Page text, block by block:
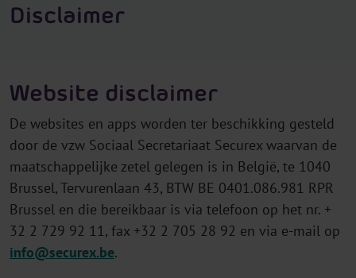
Disclaimer
Website disclaimer
De websites en apps worden ter beschikking gesteld
door de vzw Sociaal Secretariaat Securex waarvan de
maatschappelijke zetel gelegen is in België, te 1040
Brussel, Tervurenlaan 43, BTW BE 0401.086.981 RPR
Brussel en die bereikbaar is via telefoon op het nr. +
32 2 729 92 11, fax +32 2 705 28 92 en via e-mail op
info@securex.be.